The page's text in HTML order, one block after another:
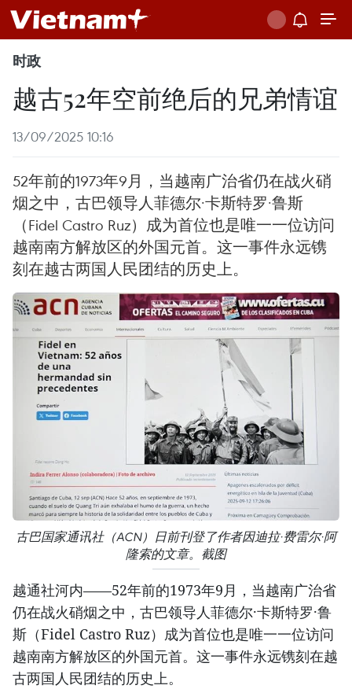
时政
越古52年空前绝后的兄弟情谊
13/09/2025 10:16
52年前的1973年9月，当越南广治省仍在战火硝
烟之中，古巴领导人菲德尔·卡斯特罗·鲁斯
（Fidel Castro Ruz）成为首位也是唯一一位访问
越南南方解放区的外国元首。这一事件永远镌
刻在越古两国人民团结的历史上。
古巴国家通讯社（ACN）日前刊登了作者因迪拉·费雷尔·阿
隆索的文章。截图
越通社河内——52年前的1973年9月，当越南广治省
仍在战火硝烟之中，古巴领导人菲德尔·卡斯特罗·鲁
斯（Fidel Castro Ruz）成为首位也是唯一一位访问
越南南方解放区的外国元首。这一事件永远镌刻在越
古两国人民团结的历史上。